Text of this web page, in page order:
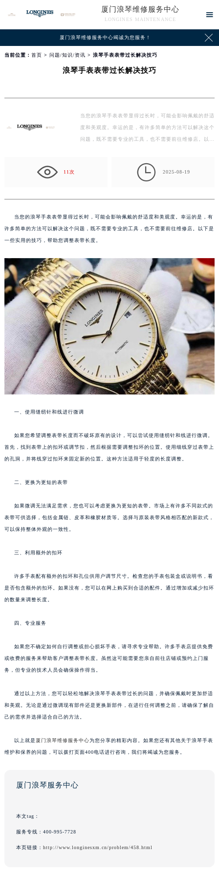
厦门浪琴维修服务中心
LONGINES MAINTENANCE

厦门浪琴维修服务中心竭诚为您服务！ 
当前位置： 首页 > 问题/知识/资讯 > 浪琴手表表带过长解决技巧
浪琴手表表带过长解决技巧
当您的浪琴手表表带显得过长时，可能会影响佩戴的舒适
度和美观度。幸运的是，有许多简单的方法可以解决这个
问题，既不需要专业的工具，也不需要前往维修店。以
11次  2025-08-19
当您的浪琴手表表带显得过长时，可能会影响佩戴的舒适度和美观度。幸运的是，有
许多简单的方法可以解决这个问题，既不需要专业的工具，也不需要前往维修店。以下是
一些实用的技巧，帮助您调整表带长度。
一、使用缝纫针和线进行微调
如果您希望调整表带长度而不破坏原有的设计，可以尝试使用缝纫针和线进行微调。
首先，找到表带上的扣环或调节扣，然后根据需要调整扣环的位置。使用细线穿过表带上
的孔洞，并将线穿过扣环来固定新的位置。这种方法适用于轻度的长度调整。
二、更换为更短的表带
如果微调无法满足需求，您也可以考虑更换为更短的表带。市场上有许多不同款式的
表带可供选择，包括金属链、皮革和橡胶材质等。选择与原装表带风格相匹配的新款式，
可以保持整体外观的一致性。
三、利用额外的扣环
许多手表配有额外的扣环和孔位供用户调节尺寸。检查您的手表包装盒或说明书，看
是否包含额外的扣环。如果没有，您可以在网上购买到合适的配件。通过增加或减少扣环
的数量来调整长度。
四、专业服务
如果您不确定如何自行调整或担心损坏手表，请寻求专业帮助。许多手表店提供免费
或收费的服务来帮助客户调整表带长度。虽然这可能需要您亲自前往店铺或预约上门服
务，但专业的技术人员会确保操作得当。
通过以上方法，您可以轻松地解决浪琴手表表带过长的问题，并确保佩戴时更加舒适
和美观。无论是通过微调现有部件还是更换新部件，在进行任何调整之前，请确保了解自
己的需求并选择适合自己的方法。
以上就是 厦门浪琴维修服务中心为您分享的精彩内容。如果您还有其他关于浪琴手表
维护和保养的问题，可以拨打页面400电话进行咨询，我们将竭诚为您服务。
厦门浪琴服务中心
本文tag：
服务专线： 400-995-7728
本页链接： http://www.longinesxm.cn/problem/458.html